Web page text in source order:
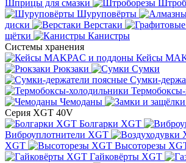
Шприцы для смазки
Шуруповёрты
диски
Верстаки
щётки
Канистры
Системы хранения
Кейсы
Рюкзаки
Сумки
Сумки-
Чемоданы
Серия XGT 40V
Болгарки XGT
Виброуплотнители XGT
XGT
Высоторезы
Гайковёрты XGT